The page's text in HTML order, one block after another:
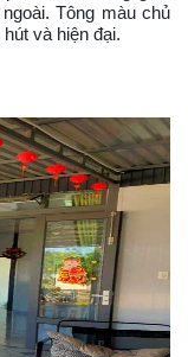
Tông màu chủ
và hiện đại.